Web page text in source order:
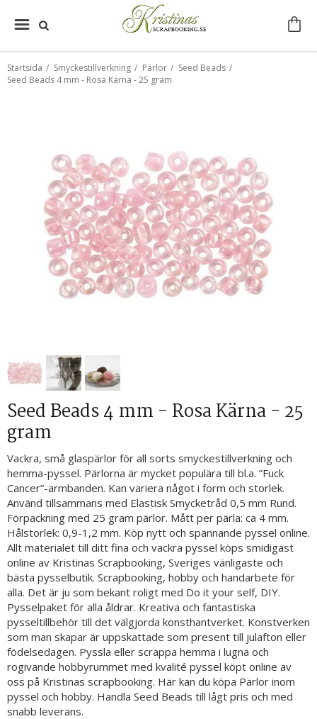
Startsida / Smyckestillverkning / Pärlor / Seed Beads /
Seed Beads 4 mm - Rosa Kärna - 25 gram
Seed Beads 4 mm - Rosa Kärna - 25
gram
Vackra, små glaspärlor för all sorts smyckestillverkning och
hemma-pyssel. Pärlorna är mycket populära till bl.a. ”Fuck
Cancer”-armbanden. Kan variera något i form och storlek.
Använd tillsammans med Elastisk Smycketråd 0,5 mm Rund.
Förpackning med 25 gram pärlor. Mått per pärla: ca 4 mm.
Hålstorlek: 0,9-1,2 mm. Köp nytt och spännande pyssel online.
Allt materialet till ditt fina och vackra pyssel köps smidigast
online av Kristinas Scrapbooking, Sveriges vänligaste och
bästa pysselbutik. Scrapbooking, hobby och handarbete för
alla. Det är ju som bekant roligt med Do it your self, DIY.
Pysselpaket för alla åldrar. Kreativa och fantastiska
pysseltillbehör till det välgjorda konsthantverket. Konstverken
som man skapar är uppskattade som present till julafton eller
födelsedagen. Pyssla eller scrappa hemma i lugna och
rogivande hobbyrummet med kvalité pyssel köpt online av
oss på Kristinas scrapbooking. Här kan du köpa Pärlor inom
pyssel och hobby. Handla Seed Beads till lågt pris och med
snabb leverans.